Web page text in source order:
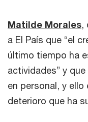
Matilde Morales,
a El País que “el
último tiempo ha
actividades” y
en personal, y ello
deterioro que ha